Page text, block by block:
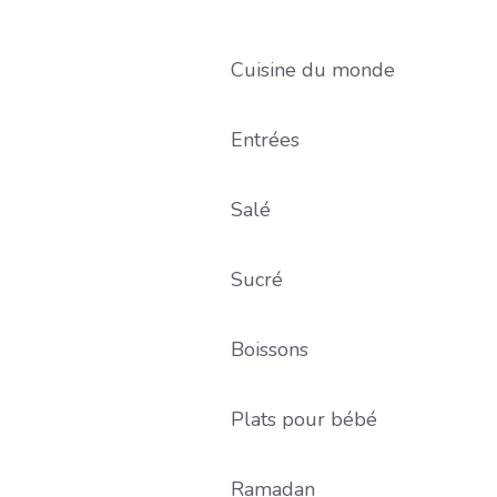
Cuisine du monde
Entrées
Salé
Sucré
Boissons
Plats pour bébé
Ramadan